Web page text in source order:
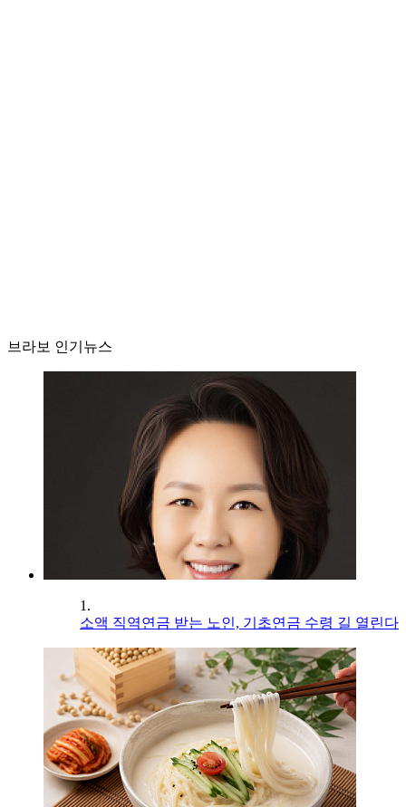
브라보 인기뉴스
1.
소액 직역연금 받는 노인, 기초연금 수령 길 열린다